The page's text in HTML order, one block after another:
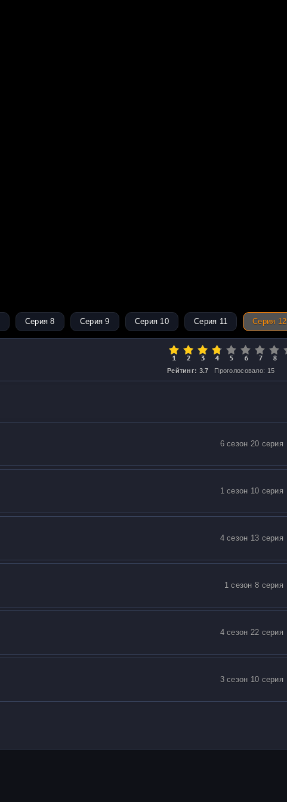
Серия 8 Серия 9 Серия 10 Серия 11 Серия 12
Рейтинг: 3.7 Проголосовало: 15
6 сезон 20 серия
1 сезон 10 серия
4 сезон 13 серия
1 сезон 8 серия
4 сезон 22 серия
3 сезон 10 серия